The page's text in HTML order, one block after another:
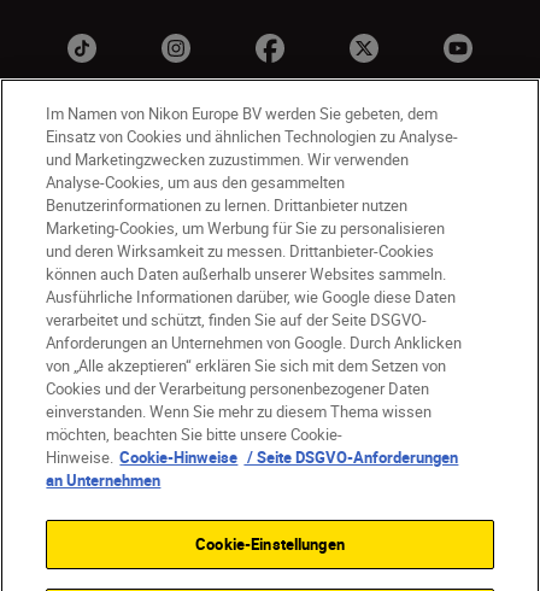
DE Nikon Sites
Kontakt
Datenschutzhinweis
Nutzungsbedingungen
Geschäftsbedingungen des Nikon Stores
Cookie-Hinweise
Barrierefreiheit
Cookie-Einstellungen
© 2026 Nikon
SKIP
Im Namen von Nikon Europe BV werden Sie gebeten, dem
Einsatz von Cookies und ähnlichen Technologien zu Analyse-
und Marketingzwecken zuzustimmen. Wir verwenden
Analyse-Cookies, um aus den gesammelten
Benutzerinformationen zu lernen. Drittanbieter nutzen
Marketing-Cookies, um Werbung für Sie zu personalisieren
und deren Wirksamkeit zu messen. Drittanbieter-Cookies
können auch Daten außerhalb unserer Websites sammeln.
Ausführliche Informationen darüber, wie Google diese Daten
verarbeitet und schützt, finden Sie auf der Seite DSGVO-
Anforderungen an Unternehmen von Google. Durch Anklicken
von „Alle akzeptieren“ erklären Sie sich mit dem Setzen von
Cookies und der Verarbeitung personenbezogener Daten
einverstanden. Wenn Sie mehr zu diesem Thema wissen
möchten, beachten Sie bitte unsere Cookie-
Hinweise. Cookie-Hinweise / Seite DSGVO-Anforderungen
an Unternehmen
Cookie-Einstellungen